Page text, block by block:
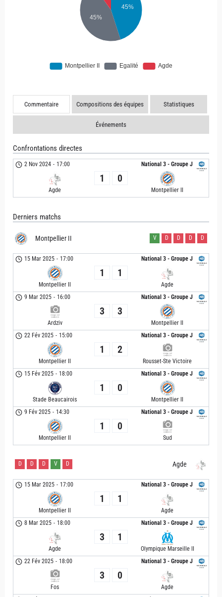
Commentaire Compositions des équipes Statistiques
Événements
Confrontations directes
National 3 - Groupe J
2 Nov 2024 - 17:00
Agde
1 0
Montpellier II
Derniers matchs
Montpellier II V D D D D
National 3 - Groupe J
15 Mar 2025 - 17:00
Montpellier II
1 1
Agde
National 3 - Groupe J
9 Mar 2025 - 16:00
Ardziv
3 3
Montpellier II
National 3 - Groupe J
22 Fév 2025 - 15:00
Montpellier II
1 2
Rousset-Ste Victoire
National 3 - Groupe J
15 Fév 2025 - 18:00
Stade Beaucairois
1 0
Montpellier II
National 3 - Groupe J
9 Fév 2025 - 14:30
Montpellier II
1 0
Sud
Agde
D D D V D
National 3 - Groupe J
15 Mar 2025 - 17:00
Montpellier II
1 1
Agde
National 3 - Groupe J
8 Mar 2025 - 18:00
Agde
3 1
Olympique Marseille II
National 3 - Groupe J
22 Fév 2025 - 18:00
Fos
3 0
Agde